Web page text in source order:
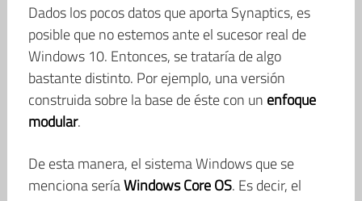
Dados los pocos datos que aporta Synaptics, es
posible que no estemos ante el sucesor real de
Windows 10. Entonces, se trataría de algo
bastante distinto. Por ejemplo, una versión
construida sobre la base de éste con un enfoque
modular.
De esta manera, el sistema Windows que se
menciona seríaWindows Core OS. Es decir, el